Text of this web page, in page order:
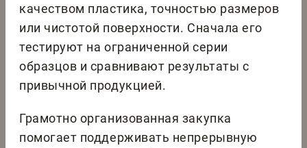
качеством пластика, точностью размеров
или чистотой поверхности. Сначала его
тестируют на ограниченной серии
образцов и сравнивают результаты с
привычной продукцией.
Грамотно организованная закупка
помогает поддерживать непрерывную